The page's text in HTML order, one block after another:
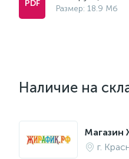
Размер: 18.9 Мб
Наличие на
Магазин
г.